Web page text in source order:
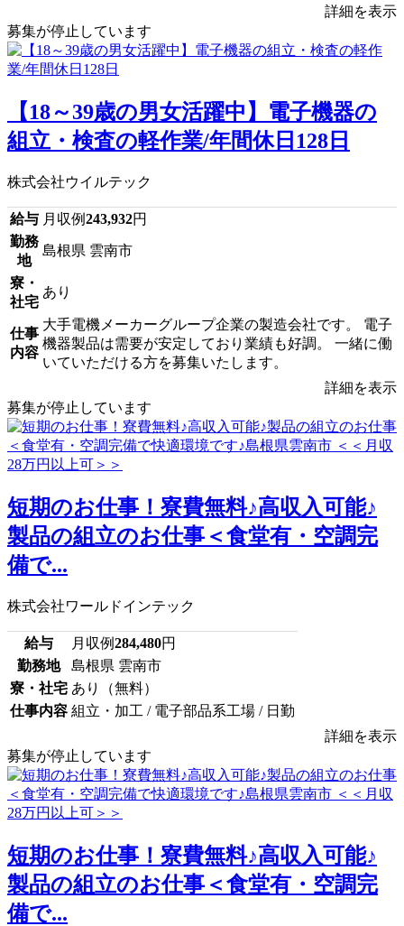
詳細を表示
募集が停止しています
【18～39歳の男女活躍中】電子機器の
組立・検査の軽作業/年間休日128日
株式会社ウイルテック
給与 月収例243,932円
勤務
地
島根県 雲南市
寮・
社宅
あり
仕事
内容
大手電機メーカーグループ企業の製造会社です。 電子
機器製品は需要が安定しており業績も好調。 一緒に働
いていただける方を募集いたします。
詳細を表示
募集が停止しています
短期のお仕事！寮費無料♪高収入可能♪
製品の組立のお仕事＜食堂有・空調完
備で...
株式会社ワールドインテック
給与 月収例284,480円
勤務地
島根県 雲南市
寮・社宅 あり（無料）
仕事内容 組立・加工 / 電子部品系工場 / 日勤
詳細を表示
募集が停止しています
短期のお仕事！寮費無料♪高収入可能♪
製品の組立のお仕事＜食堂有・空調完
備で...